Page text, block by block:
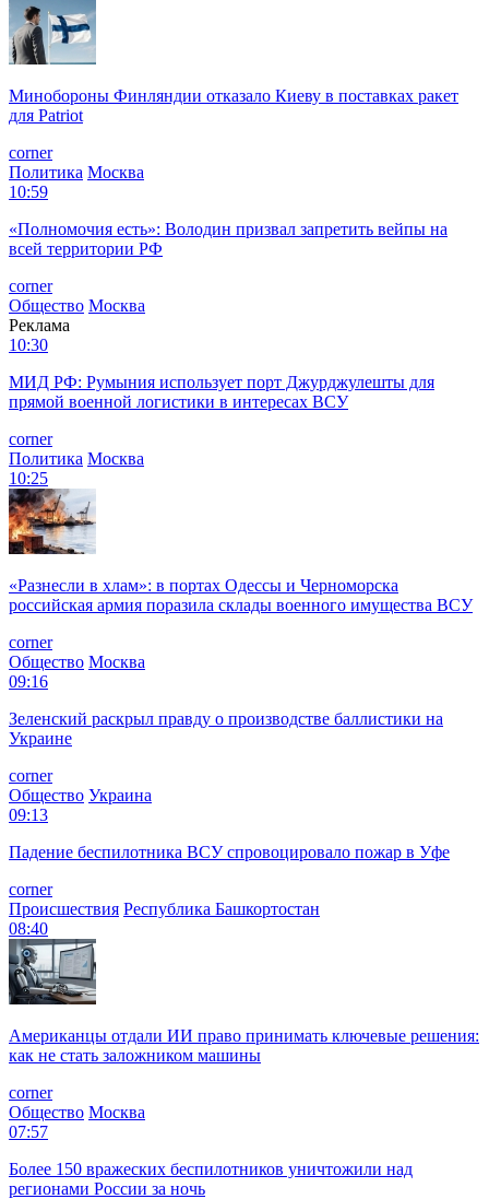
Минобороны Финляндии отказало Киеву в поставках ракет
для Patriot
corner
Политика Москва
10:59
«Полномочия есть»: Володин призвал запретить вейпы на
всей территории РФ
corner
Общество Москва
Реклама
10:30
МИД РФ: Румыния использует порт Джурджулешты для
прямой военной логистики в интересах ВСУ
corner
Политика Москва
10:25
«Разнесли в хлам»: в портах Одессы и Черноморска
российская армия поразила склады военного имущества ВСУ
corner
Общество Москва
09:16
Зеленский раскрыл правду о производстве баллистики на
Украине
corner
Общество Украина
09:13
Падение беспилотника ВСУ спровоцировало пожар в Уфе
corner
Происшествия Республика Башкортостан
08:40
Американцы отдали ИИ право принимать ключевые решения:
как не стать заложником машины
corner
Общество Москва
07:57
Более 150 вражеских беспилотников уничтожили над
регионами России за ночь